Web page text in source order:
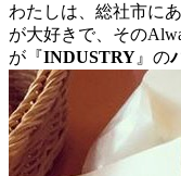
わたしは、総社市に
が大好きで、その
が『INDUSTRY 』の